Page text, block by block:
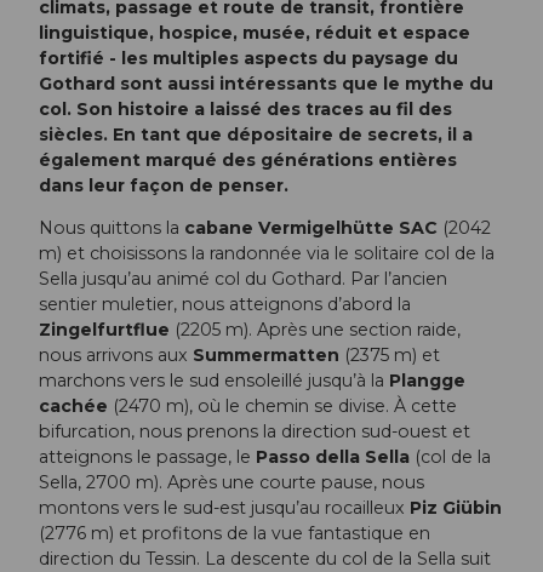
climats, passage et route de transit, frontière
linguistique, hospice, musée, réduit et espace
fortifié - les multiples aspects du paysage du
Gothard sont aussi intéressants que le mythe du
col. Son histoire a laissé des traces au fil des
siècles. En tant que dépositaire de secrets, il a
également marqué des générations entières
dans leur façon de penser.
Nous quittons la cabane Vermigelhütte SAC (2042
m) et choisissons la randonnée via le solitaire col de la
Sella jusqu’au animé col du Gothard. Par l’ancien
sentier muletier, nous atteignons d’abord la
Zingelfurtflue (2205 m). Après une section raide,
nous arrivons aux Summermatten (2375 m) et
marchons vers le sud ensoleillé jusqu’à la Plangge
cachée (2470 m), où le chemin se divise. À cette
bifurcation, nous prenons la direction sud-ouest et
atteignons le passage, le Passo della Sella (col de la
Sella, 2700 m). Après une courte pause, nous
montons vers le sud-est jusqu’au rocailleux Piz Giübin
(2776 m) et profitons de la vue fantastique en
direction du Tessin. La descente du col de la Sella suit